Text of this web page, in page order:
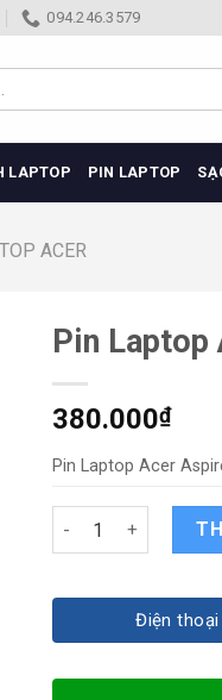
094.246.3579
LAPTOP PIN LAPTOP
ACER
Pin
380.000₫
Pin Laptop Acer
Pin Laptop Acer
Điện thoại